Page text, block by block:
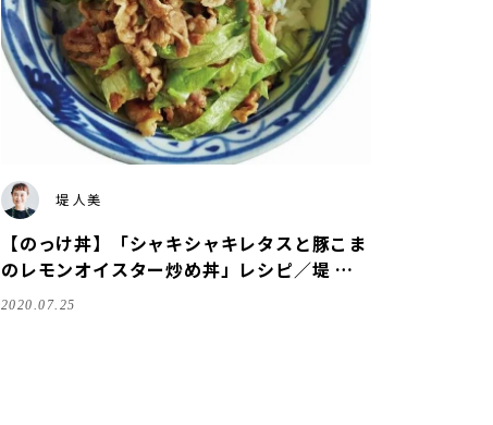
堤 人美
【のっけ丼】「シャキシャキレタスと豚こま
のレモンオイスター炒め丼」レシピ／堤 人
美さん
2020.07.25